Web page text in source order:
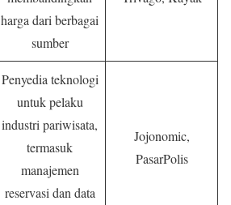
harga dari berbagai
sumber
Penyedia teknologi
untuk pelaku
industri pariwisata,
termasuk
manajemen
reservasi dan data
Jojonomic,
PasarPolis